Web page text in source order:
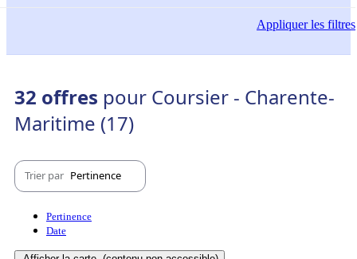
Appliquerles filtres
32 offres pour Coursier - Charente-
Maritime (17)
Trier par Pertinence
Pertinence
Date